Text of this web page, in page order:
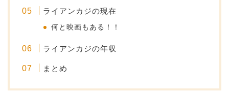
ライアンカジの現在
何と映画もある！！
ライアンカジの年収
まとめ